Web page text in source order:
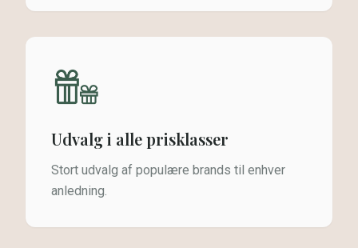
Udvalg i alle prisklasser
Stort udvalg af populære brands til enhver
anledning.